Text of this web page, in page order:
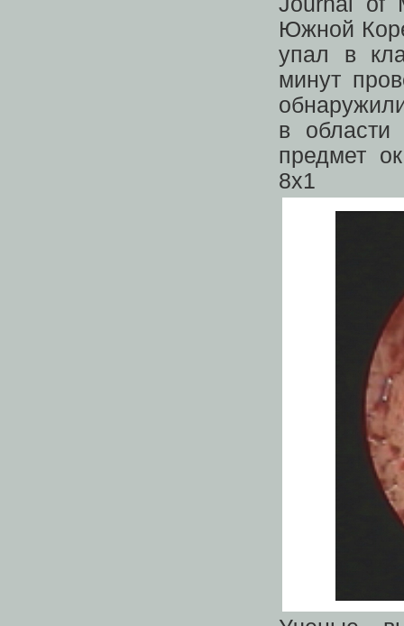
Южной
упал в
минут
в области
предмет